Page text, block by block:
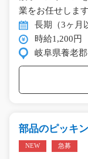
業をお任せしま
長期（3ヶ月
時給1,200円
岐阜県養老
部品のピッキ
NEW 急募